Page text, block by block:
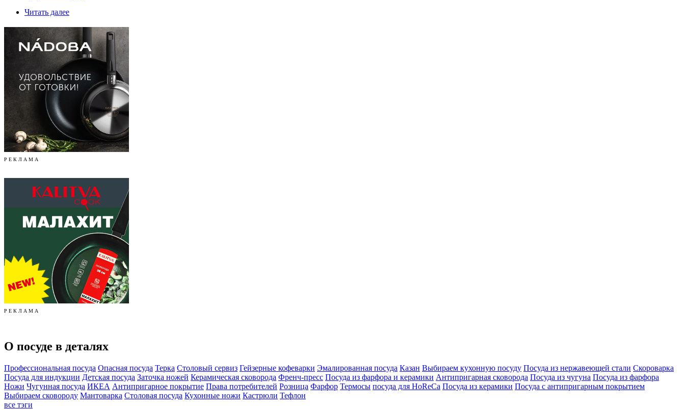
Читать далее
Р Е К Л А М А
Р Е К Л А М А
О посуде в деталях
Профессиональная посуда Опасная посуда Терка Столовый сервиз Гейзерные кофеварки Эмалированная посуда Казан Выбираем кухонную посуду Посуда из нержавеющей стали Скороварка
Посуда для индукции Детская посуда Заточка ножей Керамическая сковорода Френч-пресс Посуда из фарфора и керамики Антипригарная сковорода Посуда из чугуна Посуда из фарфора
Ножи Чугунная посуда ИКЕА Антипригарное покрытие Права потребителей Розница Фарфор Термосы посуда для HoReCa Посуда из керамики Посуда с антипригарным покрытием
Выбираем сковороду Мантоварка Столовая посуда Кухонные ножи Кастрюли Тефлон
все тэги